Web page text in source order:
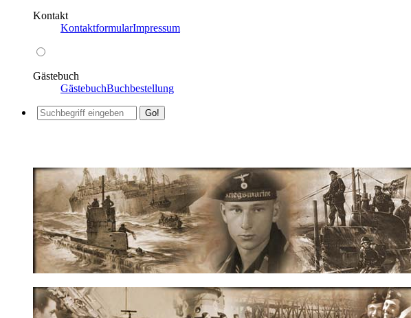
Kontakt
KontaktformularImpressum
Gästebuch
GästebuchBuchbestellung